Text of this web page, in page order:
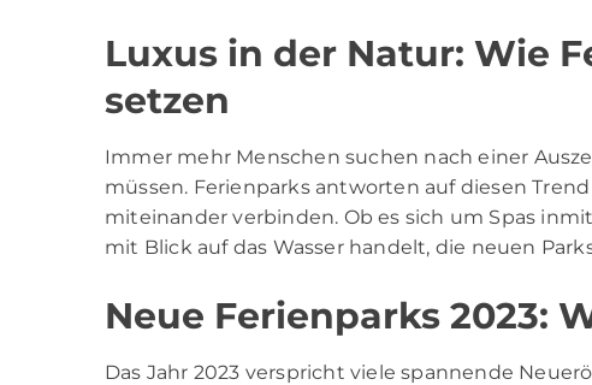
Luxus in der Natur: Wie
setzen
Immer mehr Menschen suchen nach einer
müssen. Ferienparks antworten auf diesen
miteinander verbinden. Ob es sich um Spas
mit Blick auf das Wasser handelt, die neuen
Neue Ferienparks 2023:
Das Jahr 2023 verspricht viele spannende